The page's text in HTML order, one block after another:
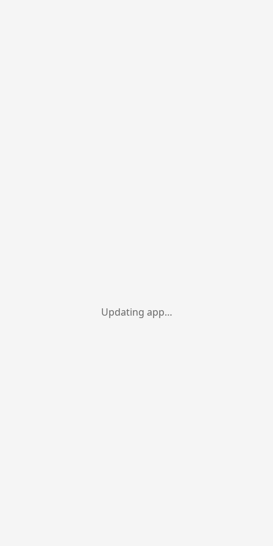
Updating app…